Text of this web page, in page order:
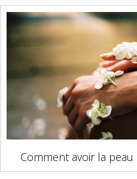
Comment avoir la